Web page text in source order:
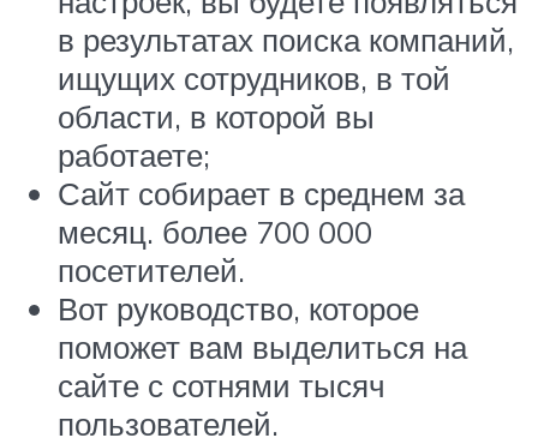
в результатах поиска компаний,
ищущих сотрудников, в той
области, в которой вы
работаете;
Сайт собирает в среднем за
месяц. более 700 000
посетителей.
Вот руководство, которое
поможет вам выделиться на
сайте с сотнями тысяч
пользователей.